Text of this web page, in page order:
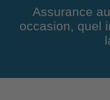
Assurance
occasion, quel